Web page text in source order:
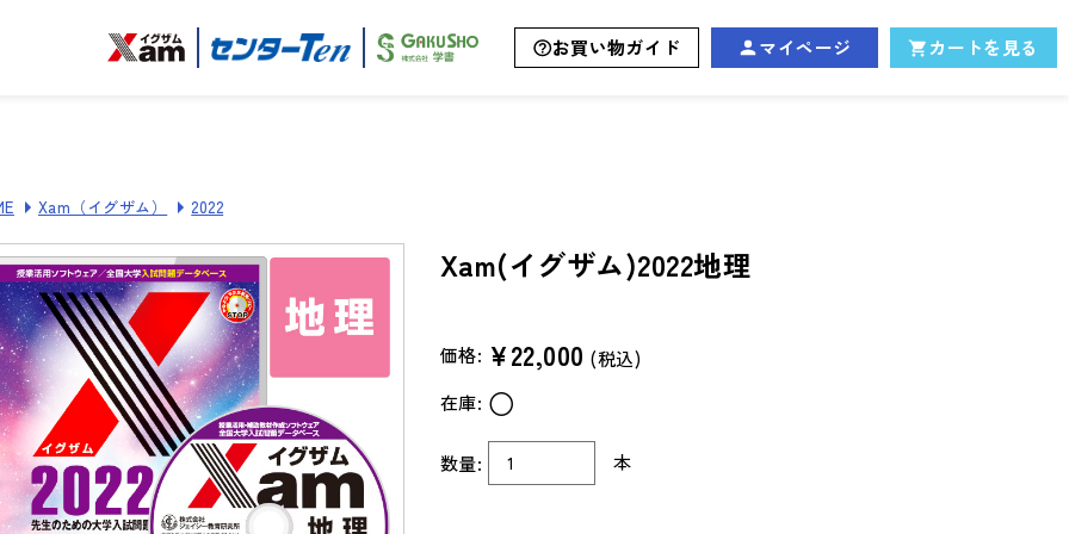
お買い物ガイド マイページ カートを見る
Xam（イグザム） 2022
Xam(イグザム)2022地理
価格: ¥22,000 (税込)
数量: 本
在庫: ○